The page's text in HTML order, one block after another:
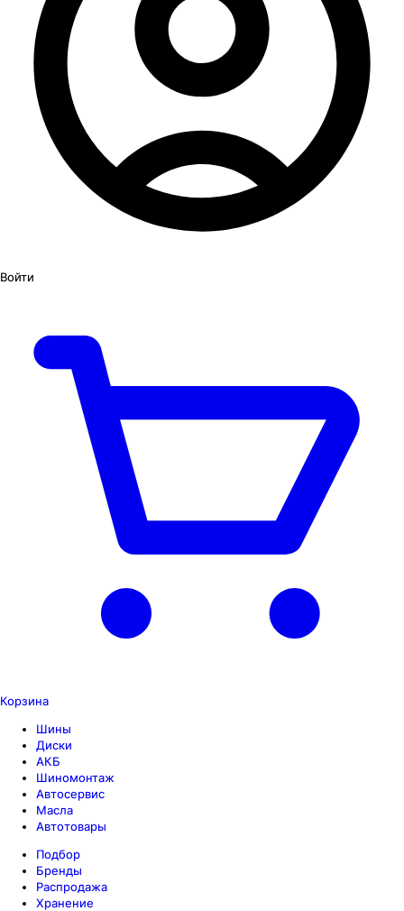
Войти
Корзина
Шины
Диски
АКБ
Шиномонтаж
Автосервис
Масла
Автотовары
Подбор
Бренды
Распродажа
Хранение